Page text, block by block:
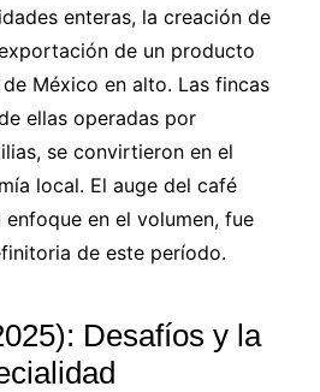
enteras, la creación de
de un producto
México en alto. Las fincas
ellas operadas por
se convirtieron en el
local. El auge del café
en el volumen, fue
de este período.
Desafíos y la